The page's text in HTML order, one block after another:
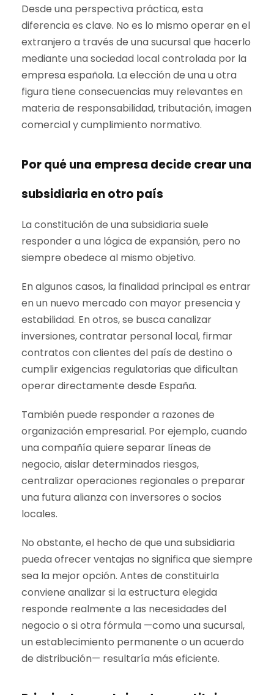
Desde una perspectiva práctica, esta
diferencia es clave. No es lo mismo operar en el
extranjero a través de una sucursal que hacerlo
mediante una sociedad local controlada por la
empresa española. La elección de una u otra
figura tiene consecuencias muy relevantes en
materia de responsabilidad, tributación, imagen
comercial y cumplimiento normativo.
Por qué una empresa decide crear una
subsidiaria en otro país
La constitución de una subsidiaria suele
responder a una lógica de expansión, pero no
siempre obedece al mismo objetivo.
En algunos casos, la finalidad principal es entrar
en un nuevo mercado con mayor presencia y
estabilidad. En otros, se busca canalizar
inversiones, contratar personal local, firmar
contratos con clientes del país de destino o
cumplir exigencias regulatorias que dificultan
operar directamente desde España.
También puede responder a razones de
organización empresarial. Por ejemplo, cuando
una compañía quiere separar líneas de
negocio, aislar determinados riesgos,
centralizar operaciones regionales o preparar
una futura alianza con inversores o socios
locales.
No obstante, el hecho de que una subsidiaria
pueda ofrecer ventajas no significa que siempre
sea la mejor opción. Antes de constituirla
conviene analizar si la estructura elegida
responde realmente a las necesidades del
negocio o si otra fórmula —como una sucursal,
un establecimiento permanente o un acuerdo
de distribución— resultaría más eficiente.